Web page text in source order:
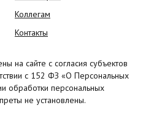
Коллегам
Контакты
на сайте с согласия субъектов
с 152 ФЗ «О Персональных
обработки персональных
не установлены.